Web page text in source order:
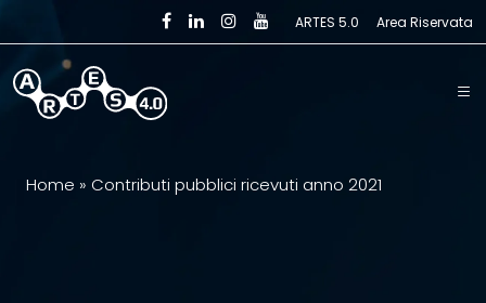
Skip to main content ARTES 5.0 Area Riservata
Home » Contributi pubblici ricevuti anno 2021